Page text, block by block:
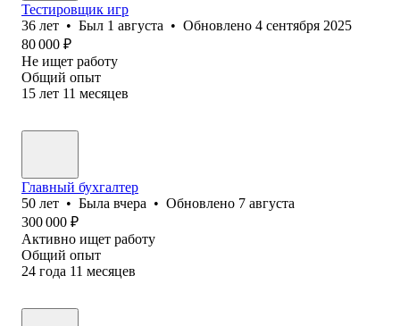
Тестировщик игр
36 лет • Был 1 августа • Обновлено 4 сентября 2025
80 000 ₽
Не ищет работу
Общий опыт
15 лет 11 месяцев
Главный бухгалтер
50 лет • Была вчера • Обновлено 7 августа
300 000 ₽
Активно ищет работу
Общий опыт
24 года 11 месяцев